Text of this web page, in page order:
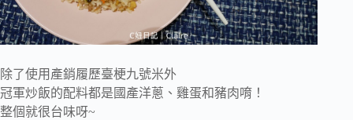
除了使用產銷履歷臺梗九號米外
冠軍炒飯的配料都是國產洋蔥、雞蛋和豬肉唷！
整個就很台味呀~